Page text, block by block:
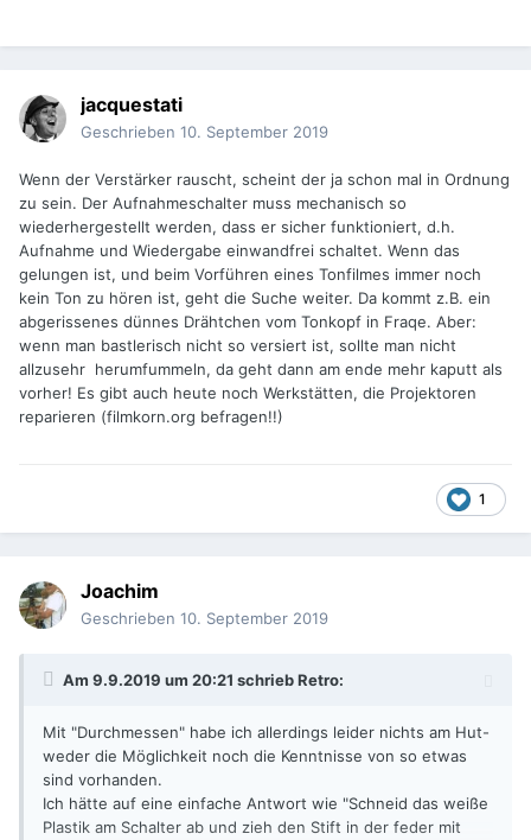
jacquestati
Geschrieben 10. September 2019
Wenn der Verstärker rauscht, scheint der ja schon mal in Ordnung
zu sein. Der Aufnahmeschalter muss mechanisch so
wiederhergestellt werden, dass er sicher funktioniert, d.h.
Aufnahme und Wiedergabe einwandfrei schaltet. Wenn das
gelungen ist, und beim Vorführen eines Tonfilmes immer noch
kein Ton zu hören ist, geht die Suche weiter. Da kommt z.B. ein
abgerissenes dünnes Drähtchen vom Tonkopf in Fraqe. Aber:
wenn man bastlerisch nicht so versiert ist, sollte man nicht
allzusehr herumfummeln, da geht dann am ende mehr kaputt als
vorher! Es gibt auch heute noch Werkstätten, die Projektoren
reparieren (filmkorn.org befragen!!)
1
Joachim
Geschrieben 10. September 2019
Am 9.9.2019 um 20:21 schriebRetro:
Mit "Durchmessen" habe ich allerdings leider nichts am Hut-
weder die Möglichkeit noch die Kenntnisse von so etwas
sind vorhanden.
Ich hätte auf eine einfache Antwort wie "Schneid das weiße
Plastik am Schalter ab und zieh den Stift in der feder mit